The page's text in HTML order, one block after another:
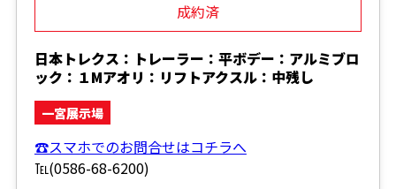
成約済
日本トレクス：トレーラー：平ボデー：アルミブロ
ック：１Mアオリ：リフトアクスル：中残し
一宮展示場
☎スマホでのお問合せはコチラへ
℡(0586-68-6200)